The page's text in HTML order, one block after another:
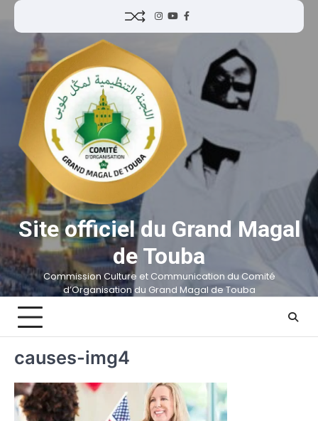
Site officiel du Grand Magal
de Touba
Commission Culture et Communication du Comité
d’Organisation du Grand Magal de Touba
causes-img4